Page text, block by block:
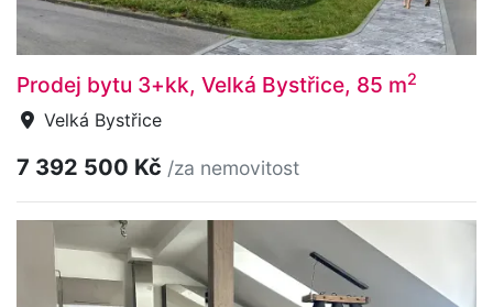
Prodej bytu 3+kk, Velká Bystřice, 85 m2
Velká Bystřice
7 392 500 Kč /za nemovitost